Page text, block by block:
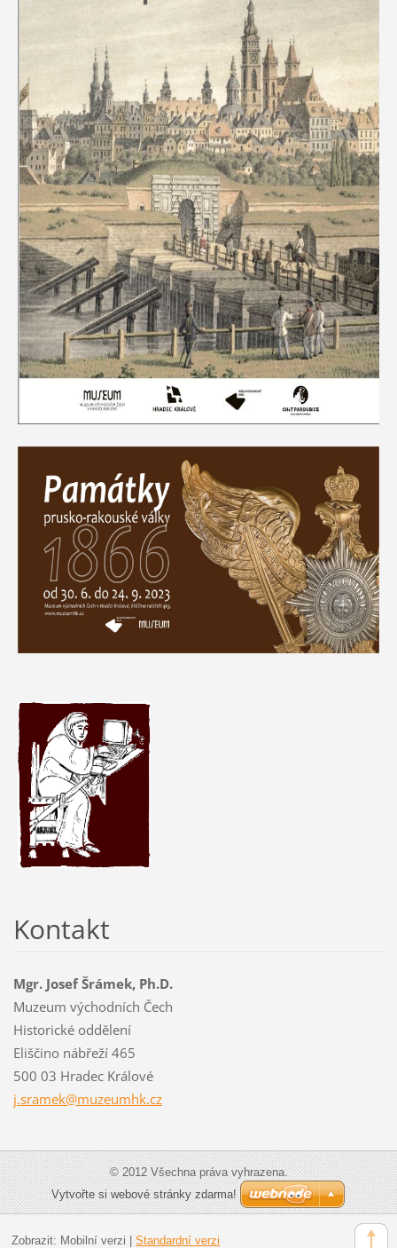
Kontakt
Mgr. Josef Šrámek, Ph.D.
Muzeum východních Čech
Historické oddělení
Eliščino nábřeží 465
500 03 Hradec Králové
j.sramek@muzeumhk.cz
© 2012 Všechna práva vyhrazena.
Vytvořte si webové stránky zdarma!
Zobrazit: Mobilní verzi Standardní verzi